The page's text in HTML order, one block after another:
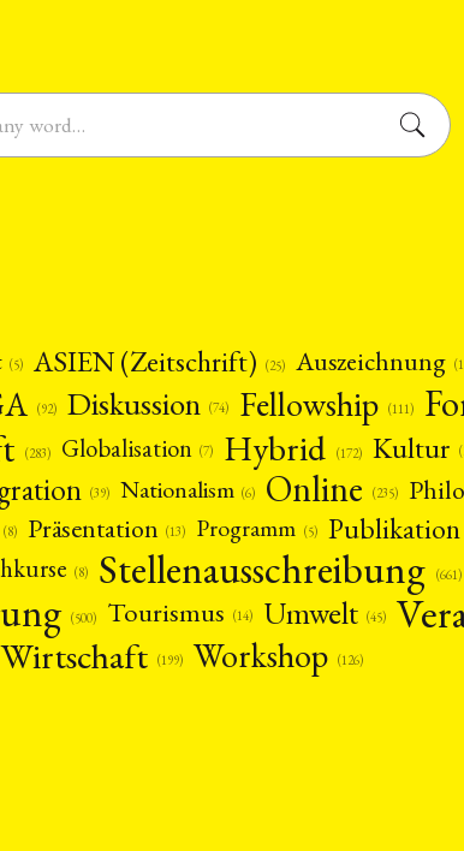
ANTRAG AUF EINEN
(5) ASIEN (Zeitschrift) (25) Auszeichnung
(92) Diskussion (74) Fellowship (111)
(283) Globalisation (7) Hybrid (172) Kultur
(39) Nationalism (6) Online (235)
(8) Präsentation (13) Programm (5) Publikation
(8) Stellenausschreibung (661)
(500) Tourismus (14) Umwelt (45)
Wirtschaft (199) Workshop (126)